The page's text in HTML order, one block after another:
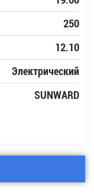
250
12.10
Электрический
SUNWARD